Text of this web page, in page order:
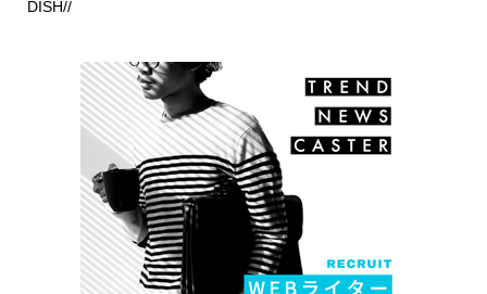
DISH//